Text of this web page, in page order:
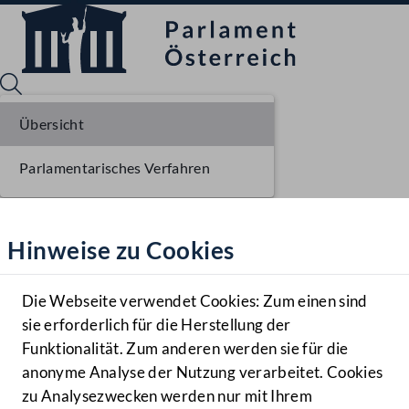
Hilfe
Benutzer
Navigationsmenü öffnen
MENÜ
Hinweise zu Cookies
Die Webseite verwendet Cookies: Zum einen sind
sie erforderlich für die Herstellung der
Funktionalität. Zum anderen werden sie für die
anonyme Analyse der Nutzung verarbeitet. Cookies
zu Analysezwecken werden nur mit Ihrem
Übersicht
Parlamentarisches Verfahren